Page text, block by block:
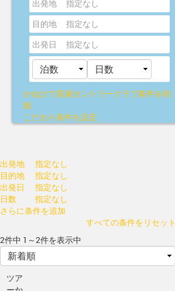
出発地
指定なし
目的地
指定なし
出発日
指定なし
かねひで喜瀬カントリークラブ条件を削
除
こだわり条件を設定
出発地
指定なし
目的地
指定なし
出発日
指定なし
日数
指定なし
さらに条件を追加
すべての条件をリセット
2件中 1～2件を表示中
ツア